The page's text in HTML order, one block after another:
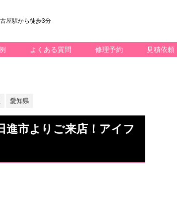
屋駅から徒歩3分
よくある質問 修理予約 見積依頼
愛知県
市よりご来店！アイフ